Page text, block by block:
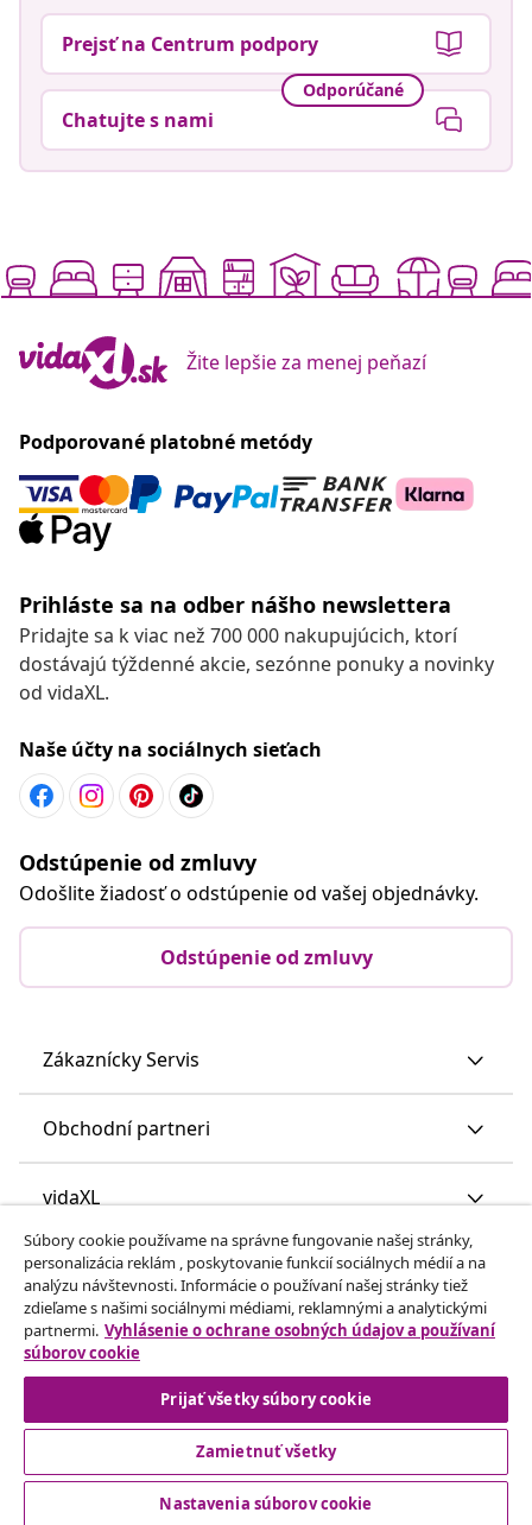
Prejsť na Centrum podpory
Odporúčané
Chatujte s nami
Žite lepšie za menej peňazí
Podporované platobné metódy
Prihláste sa na odber nášho newslettera
Pridajte sa k viac než 700 000 nakupujúcich, ktorí
dostávajú týždenné akcie, sezónne ponuky a novinky
od vidaXL.
Naše účty na sociálnych sieťach
Odstúpenie od zmluvy
Odošlite žiadosť o odstúpenie od vašej objednávky.
Odstúpenie od zmluvy
Zákaznícky Servis
Obchodní partneri
vidaXL
Nájdite viac
© 2008-2026 vidaXL www.vidaxl.sk je webová stránka vidaXL
Marketplace Europe B.V.
Súbory cookie používame na správne fungovanie našej stránky,
personalizácia reklám , poskytovanie funkcií sociálnych médií a na
analýzu návštevnosti. Informácie o používaní našej stránky tiež
zdieľame s našimi sociálnymi médiami, reklamnými a analytickými
partnermi. Vyhlásenie o ochrane osobných údajov a používaní
súborov cookie
Prijať všetky súbory cookie
Zamietnuť všetky
Nastavenia súborov cookie